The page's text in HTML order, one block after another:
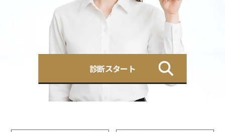
診断スタート